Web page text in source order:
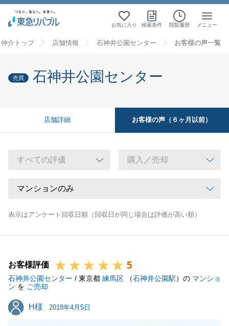
お気に入り 検索条件 閲覧履歴 メニュー
介トップ 店舗情報 石神井公園センター お客様の声一覧
売買 石神井公園センター
店舗詳細 お客様の声（６ヶ月以前）
表示はアンケート回収日順（回収日が同じ場合は評価が高い順）
お客様評価 5
石神井公園センター / 東京都 練馬区 （石神井公園駅）の マンショ
ン を ご売却
H様
H様 2018年4月5日